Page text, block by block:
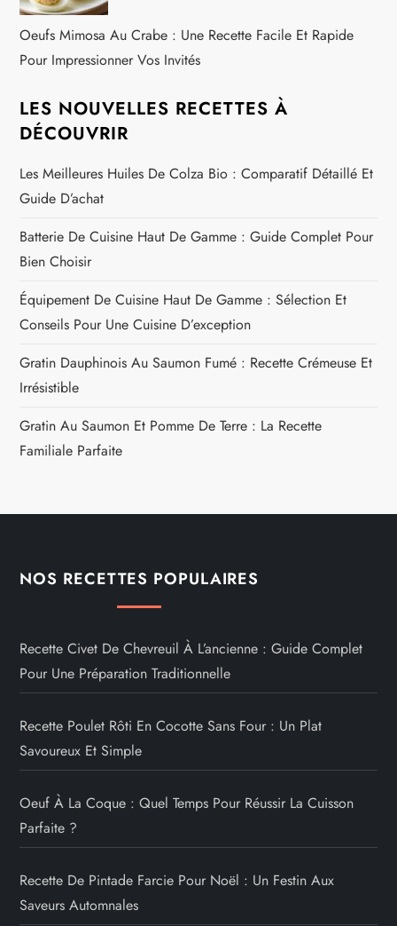
Oeufs Mimosa Au Crabe : Une Recette Facile Et Rapide
Pour Impressionner Vos Invités
LES NOUVELLES RECETTES À
DÉCOUVRIR
Les Meilleures Huiles De Colza Bio : Comparatif Détaillé Et
Guide D’achat
Batterie De Cuisine Haut De Gamme : Guide Complet Pour
Bien Choisir
Équipement De Cuisine Haut De Gamme : Sélection Et
Conseils Pour Une Cuisine D’exception
Gratin Dauphinois Au Saumon Fumé : Recette Crémeuse Et
Irrésistible
Gratin Au Saumon Et Pomme De Terre : La Recette
Familiale Parfaite
NOS RECETTES POPULAIRES
Recette Civet De Chevreuil À L’ancienne : Guide Complet
Pour Une Préparation Traditionnelle
Recette Poulet Rôti En Cocotte Sans Four : Un Plat
Savoureux Et Simple
Oeuf À La Coque : Quel Temps Pour Réussir La Cuisson
Parfaite ?
Recette De Pintade Farcie Pour Noël : Un Festin Aux
Saveurs Automnales